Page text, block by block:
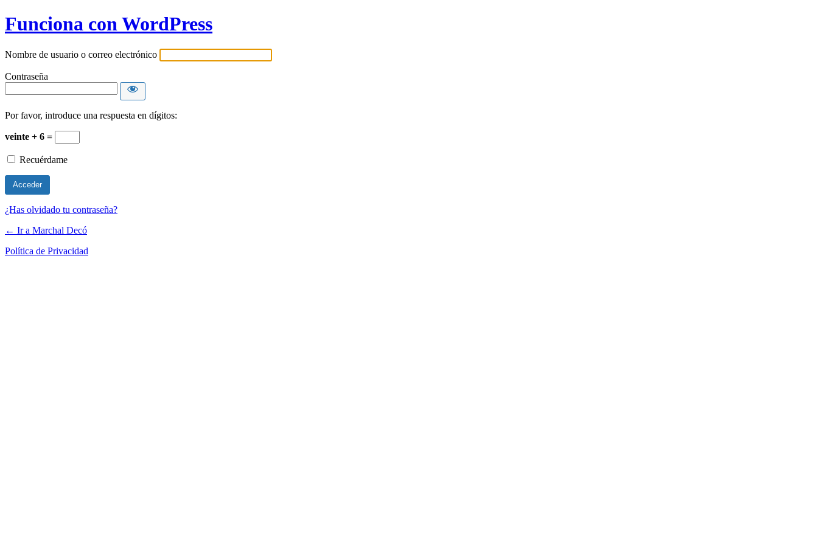
Funciona con WordPress
Nombre de usuario o correo electrónico
Contraseña
Por favor, introduce una respuesta en dígitos:
veinte + 6 =
Recuérdame
¿Has olvidado tu contraseña?
← Ir a Marchal Decó
Política de Privacidad